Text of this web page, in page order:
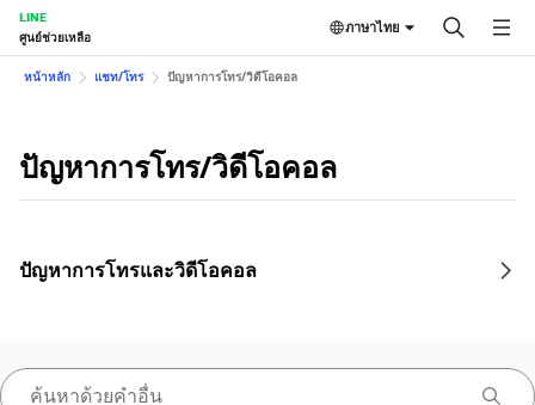
LINE
ศูนย์ช่วยเหลือ
ภาษาไทย
หน้าหลัก แชท/โทร ปัญหาการโทร/วิดีโอคอล
ปัญหาการโทร/วิดีโอคอล
ปัญหาการโทรและวิดีโอคอล